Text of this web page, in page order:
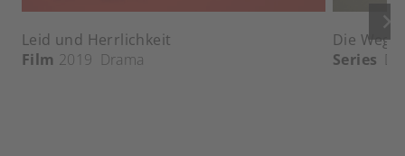
keyboard_arrow_right
Leid und Herrlichkeit
Film 2019 Drama
Die
Series